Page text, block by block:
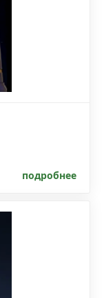
подробнее